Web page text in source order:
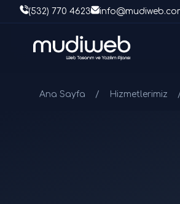
(532) 770 4623
Ana Sayfa / Hizmetlerimiz